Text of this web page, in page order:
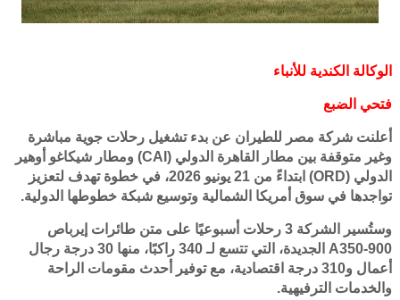
الوكالة الكندية للأنباء
فتحي الضبع
أعلنت شركة مصر للطيران عن بدء تشغيل رحلات جوية مباشرة
وغير متوقفة بين مطار القاهرة الدولي (CAI) ومطار شيكاغو أوهير
الدولي (ORD) ابتداءً من 21 يونيو 2026، في خطوة تهدف لتعزيز
تواجدها في سوق أمريكا الشمالية وتوسيع شبكة خطوطها الدولية.
وستُسير الشركة 3 رحلات أسبوعيًا على متن طائرات إيرباص
A350-900 الجديدة، التي تتسع لـ 340 راكبًا، منها 30 درجة رجال
أعمال و310 درجة اقتصادية، مع توفير أحدث مقومات الراحة
والخدمات الترفيهية.